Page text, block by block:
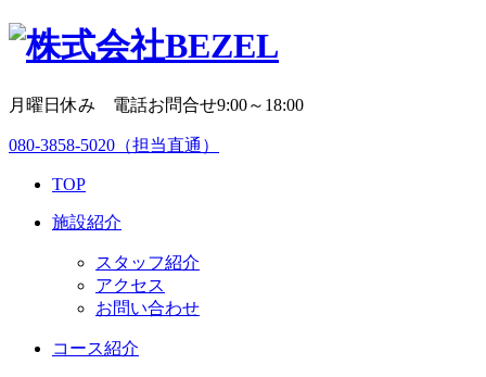
月曜日休み 電話お問合せ9:00～18:00
080-3858-5020 （担当直通）
TOP
施設紹介
スタッフ紹介
アクセス
お問い合わせ
コース紹介